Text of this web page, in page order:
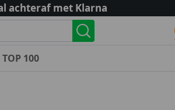
achteraf met Klarna
TOP 100